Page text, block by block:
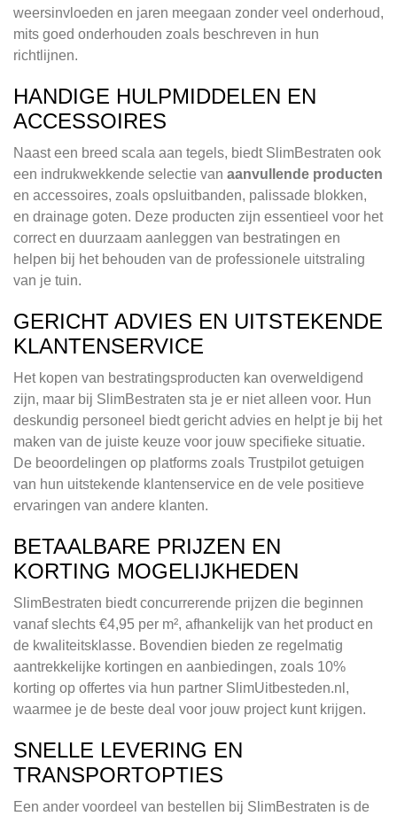
weersinvloeden en jaren meegaan zonder veel onderhoud,
mits goed onderhouden zoals beschreven in hun
richtlijnen.
HANDIGE HULPMIDDELEN EN
ACCESSOIRES
Naast een breed scala aan tegels, biedt SlimBestraten ook
een indrukwekkende selectie van aanvullende producten
en accessoires, zoals opsluitbanden, palissade blokken,
en drainage goten. Deze producten zijn essentieel voor het
correct en duurzaam aanleggen van bestratingen en
helpen bij het behouden van de professionele uitstraling
van je tuin.
GERICHT ADVIES EN UITSTEKENDE
KLANTENSERVICE
Het kopen van bestratingsproducten kan overweldigend
zijn, maar bij SlimBestraten sta je er niet alleen voor. Hun
deskundig personeel biedt gericht advies en helpt je bij het
maken van de juiste keuze voor jouw specifieke situatie.
De beoordelingen op platforms zoals Trustpilot getuigen
van hun uitstekende klantenservice en de vele positieve
ervaringen van andere klanten.
BETAALBARE PRIJZEN EN
KORTING MOGELIJKHEDEN
SlimBestraten biedt concurrerende prijzen die beginnen
vanaf slechts €4,95 per m², afhankelijk van het product en
de kwaliteitsklasse. Bovendien bieden ze regelmatig
aantrekkelijke kortingen en aanbiedingen, zoals 10%
korting op offertes via hun partner SlimUitbesteden.nl,
waarmee je de beste deal voor jouw project kunt krijgen.
SNELLE LEVERING EN
TRANSPORTOPTIES
Een ander voordeel van bestellen bij SlimBestraten is de